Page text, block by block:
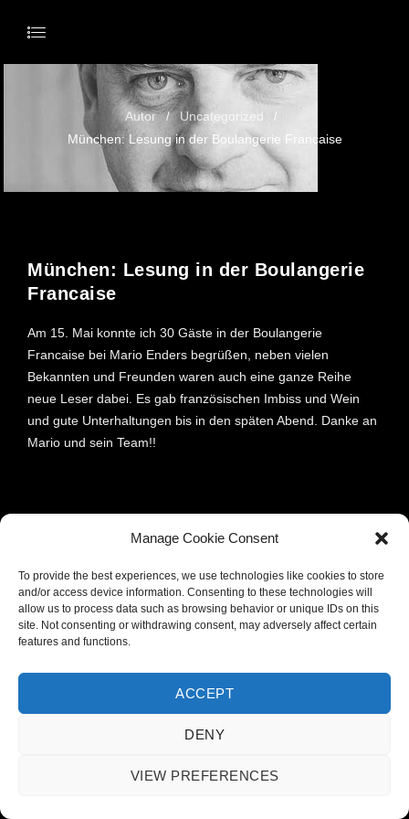
Manage Cookie Consent
To provide the best experiences, we use technologies like cookies to store
and/or access device information. Consenting to these technologies will
allow us to process data such as browsing behavior or unique IDs on this
site. Not consenting or withdrawing consent, may adversely affect certain
features and functions.
ACCEPT
DENY
VIEW PREFERENCES
Autor / Uncategorized /
München: Lesung in der Boulangerie Francaise
München: Lesung in der Boulangerie
Francaise
Am 15. Mai konnte ich 30 Gäste in der Boulangerie
Francaise bei Mario Enders begrüßen, neben vielen
Bekannten und Freunden waren auch eine ganze Reihe
neue Leser dabei. Es gab französischen Imbiss und Wein
und gute Unterhaltungen bis in den späten Abend. Danke an
Mario und sein Team!!